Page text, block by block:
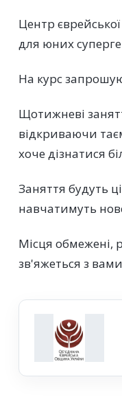
Центр
для юних
На курс
Щотижневі
відкриваючи
хоче дізнатися
Заняття будуть
навчатимуть
Місця обмежені,
зв'яжеться з